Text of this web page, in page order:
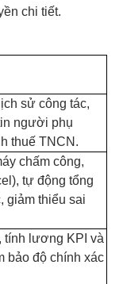
chi tiết.
sử công tác,
người phụ
thuế TNCN.
chấm công,
tự động tổng
giảm thiểu sai
tính lương KPI và
bảo độ chính xác